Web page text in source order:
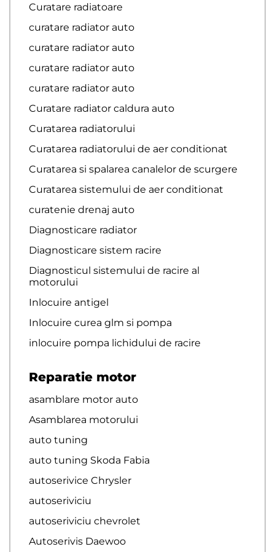
Curatare radiatoare
curatare radiator auto
curatare radiator auto
curatare radiator auto
curatare radiator auto
Curatare radiator caldura auto
Curatarea radiatorului
Curatarea radiatorului de aer conditionat
Curatarea si spalarea canalelor de scurgere
Curatarea sistemului de aer conditionat
curatenie drenaj auto
Diagnosticare radiator
Diagnosticare sistem racire
Diagnosticul sistemului de racire al
motorului
Inlocuire antigel
Inlocuire curea glm si pompa
inlocuire pompa lichidului de racire
Reparatie motor
asamblare motor auto
Asamblarea motorului
auto tuning
auto tuning Skoda Fabia
autoserivice Chrysler
autoseriviciu
autoseriviciu chevrolet
Autoserivis Daewoo